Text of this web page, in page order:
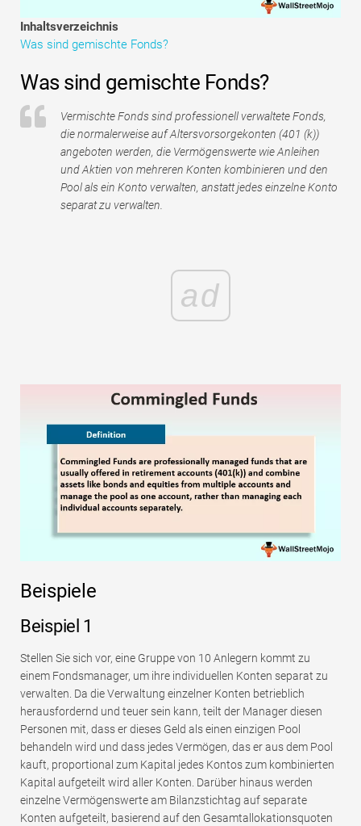
Vollständige Form
Risikomanagement-Tutorials
Inhaltsverzeichnis
Was sind gemischte Fonds?
Was sind gemischte Fonds?
Vermischte Fonds sind professionell verwaltete Fonds,
die normalerweise auf Altersvorsorgekonten (401 (k))
angeboten werden, die Vermögenswerte wie Anleihen
und Aktien von mehreren Konten kombinieren und den
Pool als ein Konto verwalten, anstatt jedes einzelne Konto
separat zu verwalten.
ad
Beispiele
Beispiel 1
Stellen Sie sich vor, eine Gruppe von 10 Anlegern kommt zu
einem Fondsmanager, um ihre individuellen Konten separat zu
verwalten. Da die Verwaltung einzelner Konten betrieblich
herausfordernd und teuer sein kann, teilt der Manager diesen
Personen mit, dass er dieses Geld als einen einzigen Pool
behandeln wird und dass jedes Vermögen, das er aus dem Pool
kauft, proportional zum Kapital jedes Kontos zum kombinierten
Kapital aufgeteilt wird aller Konten. Darüber hinaus werden
einzelne Vermögenswerte am Bilanzstichtag auf separate
Konten aufgeteilt, basierend auf den Gesamtallokationsquoten